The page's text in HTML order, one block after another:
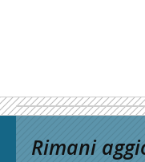
Rimani